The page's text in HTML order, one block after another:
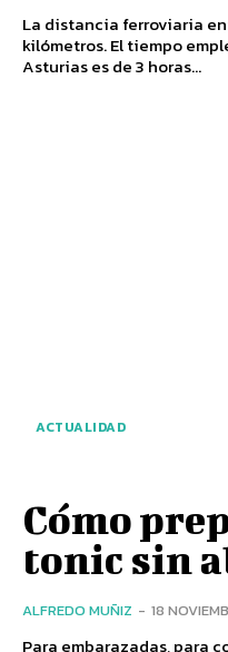
La distancia ferroviaria
kilómetros. El tiempo
Asturias es de 3 horas...
ACTUALIDAD
Cómo
tonic sin
ALFREDO MUÑIZ - 18
Para embarazadas, para